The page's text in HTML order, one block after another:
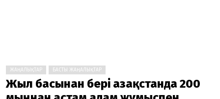
ЖАҢАЛЫҚТАР БАСТЫ ЖАҢАЛЫҚТАР
Жыл басынан бері Қазақстанда 200